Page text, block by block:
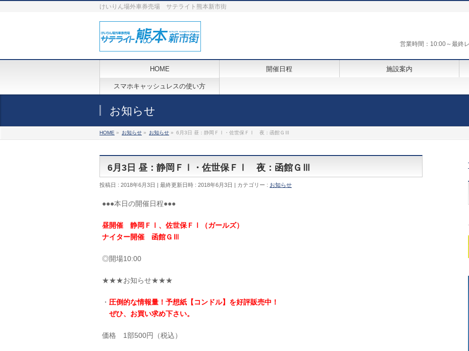
けいりん場外車券売場 サテライト熊本新市街
営業時間：10:00～最終
HOME 開催日程 施設案内
スマホキャッシュレスの使い方
お知らせ
HOME » お知らせ » お知らせ » 6月3日 昼：静岡ＦⅠ・佐世保ＦⅠ 夜：函館ＧⅢ
6月3日 昼：静岡ＦⅠ・佐世保ＦⅠ 夜：函館ＧⅢ
投稿日 : 2018年6月3日 最終更新日時 : 2018年6月3日 カテゴリー : お知らせ
●●●本日の開催日程●●●
昼開催 静岡ＦⅠ、佐世保ＦⅠ（ガールズ）
ナイター開催 函館ＧⅢ
◎開場10:00
★★★お知らせ★★★
・ 圧倒的な情報量！予想紙【コンドル】を好評販売中！
ぜひ、お買い求め下さい。
価格 1部500円（税込）